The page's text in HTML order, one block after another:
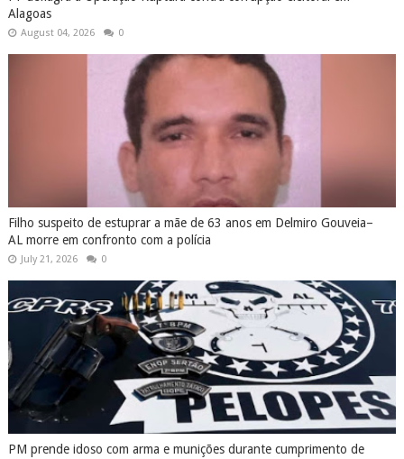
Alagoas
August 04, 2026 0
Filho suspeito de estuprar a mãe de 63 anos em Delmiro Gouveia–
AL morre em confronto com a polícia
July 21, 2026 0
PM prende idoso com arma e munições durante cumprimento de